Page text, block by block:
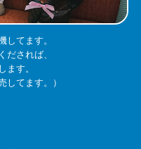
してます。
だされば、
ます。
してます。）